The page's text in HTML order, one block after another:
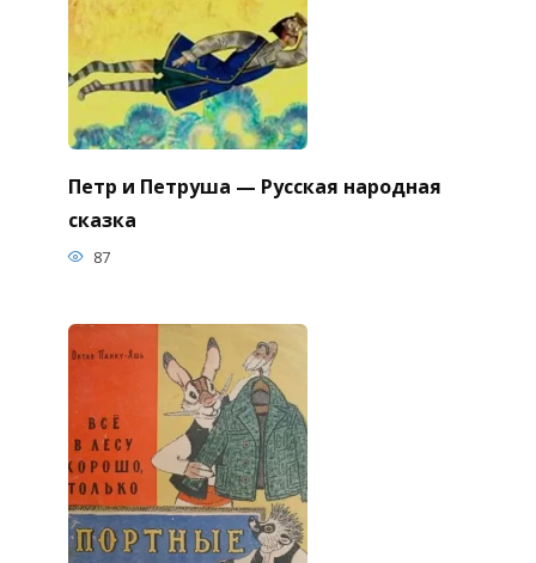
Петр и Петруша — Русская народная
сказка
87